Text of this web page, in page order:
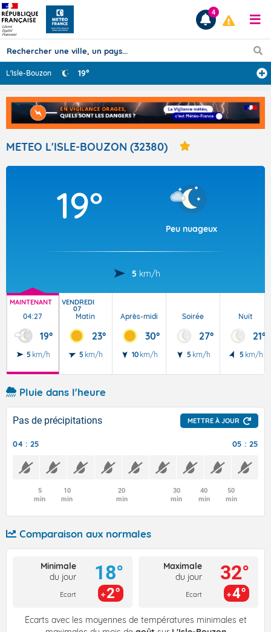
Prévisions
TOUS LES RÉSULTATS
Articles
4
L'Isle-Bouzon 19°
METEO L'ISLE-BOUZON (32380)
19°
Peu nuageux
5 km/h
MAINTENANT
04:27
19°
5 km/h
VENDREDI
07
Matin
23°
5 km/h
Après-midi
30°
10 km/h
Soirée
27°
5 km/h
Nuit
21°
5 km/h
Pluie dans l'heure
Pas de précipitations METTRE À JOUR
04 : 25 05 : 25
5
min
10
min
20
min
30
min
40
min
50
min
Comparaison aux normales
Minimale
du jour
Ecart
18°
2°
Maximale
du jour
Ecart
32°
4°
Écarts avec les moyennes de températures minimales et